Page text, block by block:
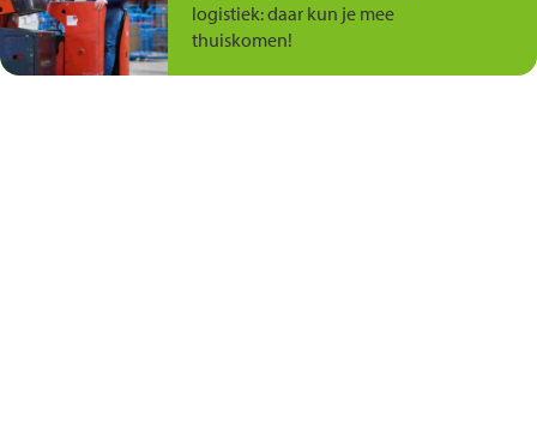
logistiek: daar kun je mee
thuiskomen!